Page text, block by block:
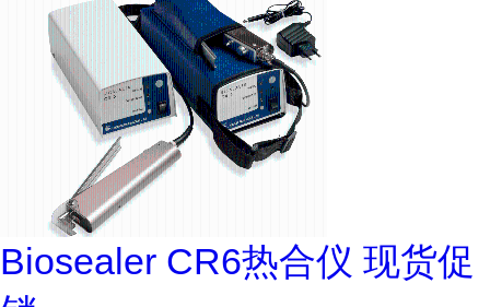
Biosealer CR6热合仪 现货促